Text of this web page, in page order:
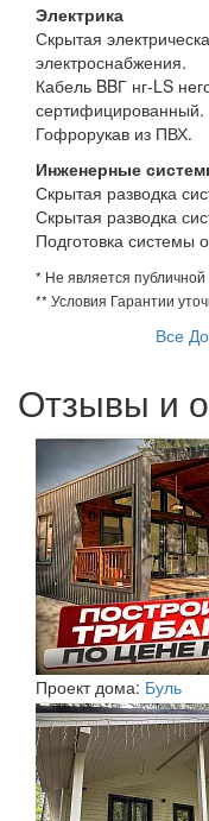
Электрика
Скрытая
электроснабжения.
Кабель BBГ нг-LS
сертифицированный.
Гофрорукав из ПВХ.
Инженерные
Скрытая разводка
Скрытая разводка
Подготовка системы
* Не является
** Условия Гарантии
Все
Отзывы и
Проект дома: Буль